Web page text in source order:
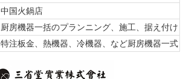
中国火鍋店
厨房機器一括のプランニング、施工、据え付け
特注板金、熱機器、冷機器、など厨房機器一式